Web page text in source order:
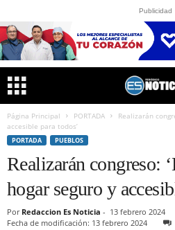
Publicidad
Página Principal PORTADA
Realizarán
accesible para todos’
PORTADA PUEBLOS
Realizarán congreso:
hogar seguro y
Por Redaccion Es Noticia - 13 febrero 2024
Fecha de modificación: 13 febrero 2024